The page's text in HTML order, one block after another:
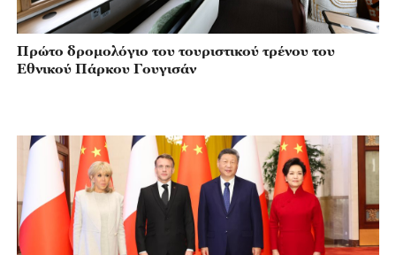
Πρώτο δρομολόγιο του τουριστικού τρένου του
Εθνικού Πάρκου Γουγισάν